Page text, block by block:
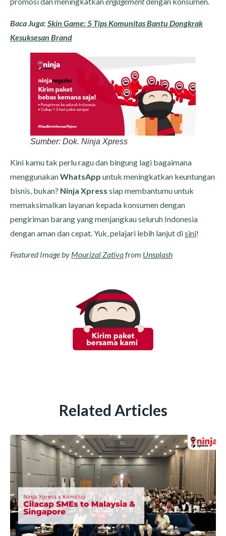
Baca Juga:Skin Game: 5 Tips Komunitas Bantu Dongkrak
Kesuksesan Brand
Sumber: Dok. Ninja Xpress
Kini kamu tak perlu ragu dan bingung lagi bagaimana
menggunakanWhatsApp untuk meningkatkan keuntungan
bisnis, bukan? Ninja Xpress siap membantumu untuk
memaksimalkan layanan kepada konsumen dengan
pengiriman barang yang menjangkau seluruh Indonesia
dengan aman dan cepat. Yuk, pelajari lebih lanjut disini!
Featured Image by Mourizal Zativafrom Unsplash
Related Articles